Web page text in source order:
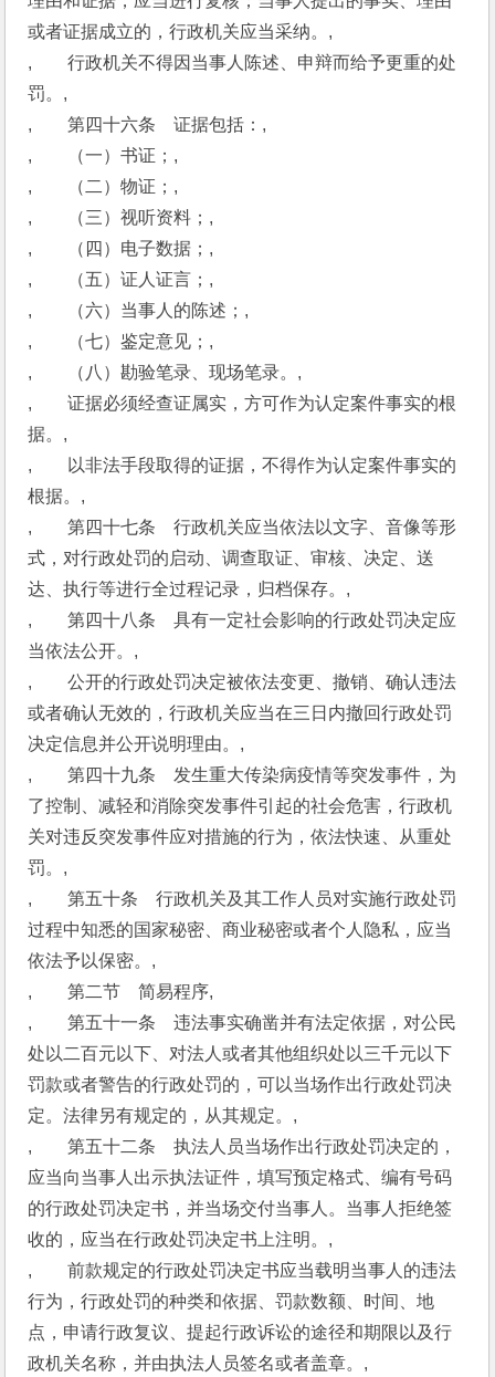
或者证据成立的，行政机关应当采纳。,
,　　行政机关不得因当事人陈述、申辩而给予更重的处
罚。,
,　　第四十六条　证据包括：,
,　　（一）书证；,
,　　（二）物证；,
,　　（三）视听资料；,
,　　（四）电子数据；,
,　　（五）证人证言；,
,　　（六）当事人的陈述；,
,　　（七）鉴定意见；,
,　　（八）勘验笔录、现场笔录。,
,　　证据必须经查证属实，方可作为认定案件事实的根
据。,
,　　以非法手段取得的证据，不得作为认定案件事实的
根据。,
,　　第四十七条　行政机关应当依法以文字、音像等形
式，对行政处罚的启动、调查取证、审核、决定、送
达、执行等进行全过程记录，归档保存。,
,　　第四十八条　具有一定社会影响的行政处罚决定应
当依法公开。,
,　　公开的行政处罚决定被依法变更、撤销、确认违法
或者确认无效的，行政机关应当在三日内撤回行政处罚
决定信息并公开说明理由。,
,　　第四十九条　发生重大传染病疫情等突发事件，为
了控制、减轻和消除突发事件引起的社会危害，行政机
关对违反突发事件应对措施的行为，依法快速、从重处
罚。,
,　　第五十条　行政机关及其工作人员对实施行政处罚
过程中知悉的国家秘密、商业秘密或者个人隐私，应当
依法予以保密。,
,　　第二节　简易程序,
,　　第五十一条　违法事实确凿并有法定依据，对公民
处以二百元以下、对法人或者其他组织处以三千元以下
罚款或者警告的行政处罚的，可以当场作出行政处罚决
定。法律另有规定的，从其规定。,
,　　第五十二条　执法人员当场作出行政处罚决定的，
应当向当事人出示执法证件，填写预定格式、编有号码
的行政处罚决定书，并当场交付当事人。当事人拒绝签
收的，应当在行政处罚决定书上注明。,
,　　前款规定的行政处罚决定书应当载明当事人的违法
行为，行政处罚的种类和依据、罚款数额、时间、地
点，申请行政复议、提起行政诉讼的途径和期限以及行
政机关名称，并由执法人员签名或者盖章。,